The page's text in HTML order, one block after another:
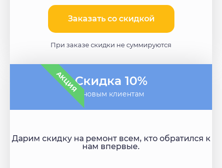
Заказать со скидкой
При заказе скидки не суммируются
АКЦИЯСкидка 10%
- новым клиентам
Дарим скидку на ремонт всем, кто обратился к
нам впервые.